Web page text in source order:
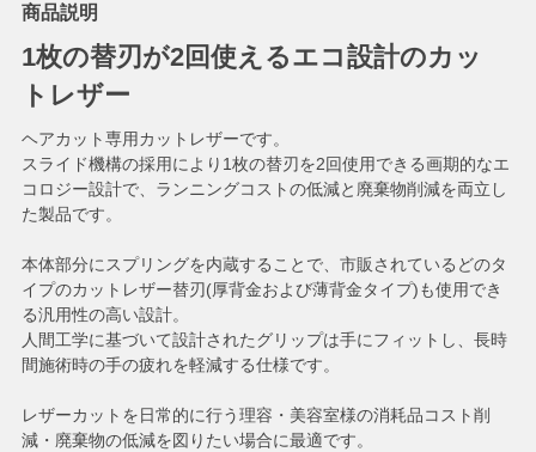
商品説明
1枚の替刃が2回使えるエコ設計のカッ
トレザー
ヘアカット専用カットレザーです。
スライド機構の採用により1枚の替刃を2回使用できる画期的なエ
コロジー設計で、ランニングコストの低減と廃棄物削減を両立し
た製品です。
本体部分にスプリングを内蔵することで、市販されているどのタ
イプのカットレザー替刃(厚背金および薄背金タイプ)も使用でき
る汎用性の高い設計。
人間工学に基づいて設計されたグリップは手にフィットし、長時
間施術時の手の疲れを軽減する仕様です。
レザーカットを日常的に行う理容・美容室様の消耗品コスト削
減・廃棄物の低減を図りたい場合に最適です。